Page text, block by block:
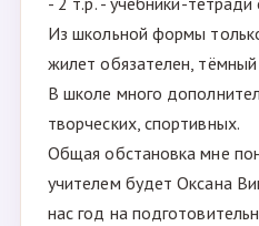
Из школьной формы
жилет обязателен, тёмный
В школе много
творческих, спортивных.
Общая обстановка мне
учителем будет Оксана
нас год на